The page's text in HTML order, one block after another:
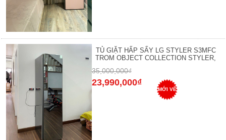
TỦ GIẶT HẤP SẤY LG STYLER S3MFC
TROM OBJECT COLLECTION STYLER,
35,000,000₫
23,990,000₫
MỚI VỀ